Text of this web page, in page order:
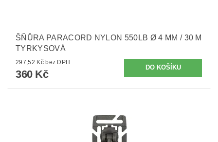
ŠŇŮRA PARACORD NYLON 550LB Ø 4 MM / 30 M
TYRKYSOVÁ
297,52 Kč bez DPH
360 Kč